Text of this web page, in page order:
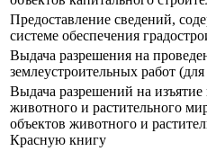
Предоставление сведений,
системе обеспечения
Выдача разрешения на
землеустроительных работ
Выдача разрешений на
животного и растительного
объектов животного и
Красную книгу